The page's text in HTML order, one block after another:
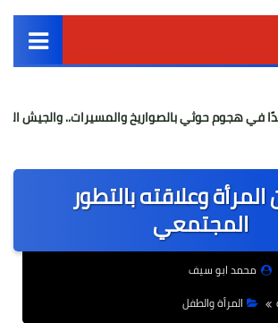
أخبار مصر
عالمى
الرياضة
فن
وعلاقته بالتطور
المجتمعي
محمد ابو سيف
المرأة والطفل